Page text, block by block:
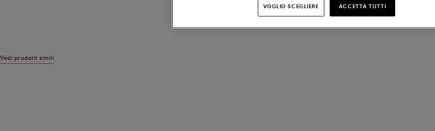
Vedi prodotti simili
VOGLIO SCEGLIERE ACCETTA TUTTI